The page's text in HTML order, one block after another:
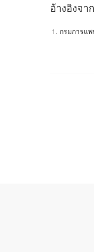
อ้างอิงจาก
กรมการแ